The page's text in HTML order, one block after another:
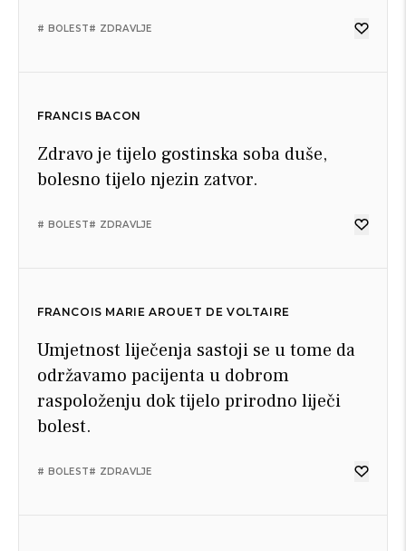
# BOLEST# ZDRAVLJE
FRANCIS BACON
Zdravo je tijelo gostinska soba duše,
bolesno tijelo njezin zatvor.
# BOLEST# ZDRAVLJE
FRANCOIS MARIE AROUET DE VOLTAIRE
Umjetnost liječenja sastoji se u tome da
održavamo pacijenta u dobrom
raspoloženju dok tijelo prirodno liječi
bolest.
# BOLEST# ZDRAVLJE